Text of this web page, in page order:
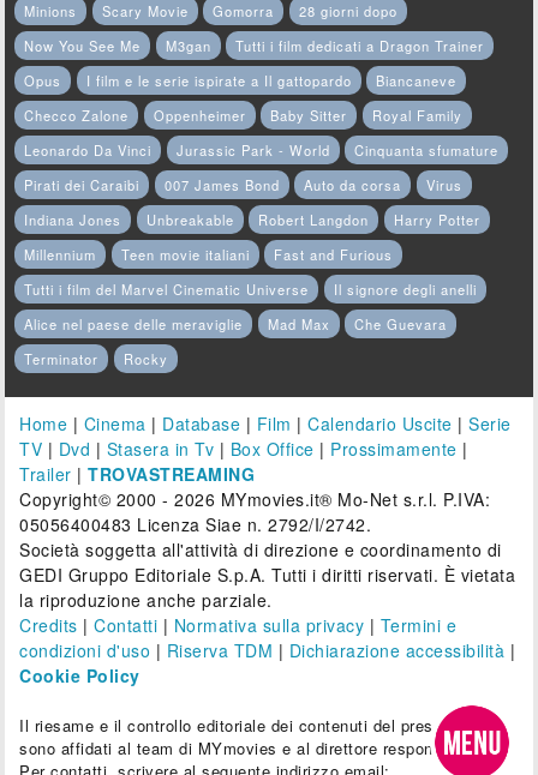
Minions Scary Movie Gomorra
28 giorni dopo
Now You See Me
M3gan
Tutti i film dedicati a Dragon Trainer
Opus
I film e le serie ispirate a Il gattopardo
Biancaneve
Checco Zalone
Oppenheimer Baby Sitter
Royal Family
Leonardo Da Vinci
Jurassic Park - World
Cinquanta sfumature
Pirati dei Caraibi
007 James Bond Auto da corsa
Virus
Indiana Jones
Unbreakable Robert Langdon
Harry Potter
Millennium
Teen movie italiani
Fast and Furious
Tutti i film del Marvel Cinematic Universe
Il signore degli anelli
Alice nel paese delle meraviglie
Mad Max
Che Guevara
Terminator
Rocky
Home | Cinema | Database | Film |Calendario Uscite |Serie
TV | Dvd | Stasera in Tv | Box Office | Prossimamente |
Trailer |TROVASTREAMING
Copyright© 2000 - 2026 MYmovies.it® Mo-Net s.r.l. P.IVA:
05056400483 Licenza Siae n. 2792/I/2742.
Società soggetta all'attività di direzione e coordinamento di
GEDI Gruppo Editoriale S.p.A. Tutti i diritti riservati. È vietata
la riproduzione anche parziale.
Credits |Contatti | Normativa sulla privacy | Termini e
condizioni d'uso | Riserva TDM | Dichiarazione accessibilità |
Cookie Policy
Il riesame e il controllo editoriale dei contenuti del presente sito
sono affidati al team di MYmovies e al direttore responsabile.